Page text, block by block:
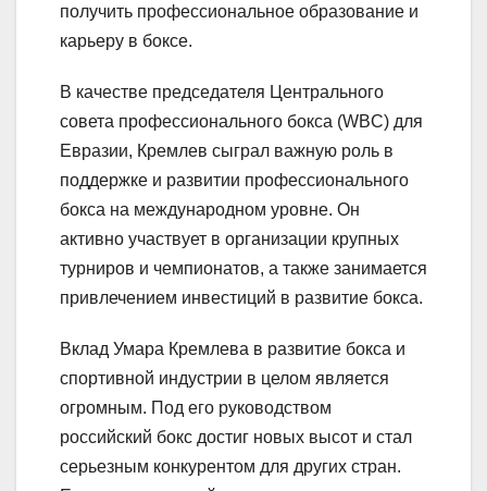
получить профессиональное образование и
карьеру в боксе.
В качестве председателя Центрального
совета профессионального бокса (WBC) для
Евразии, Кремлев сыграл важную роль в
поддержке и развитии профессионального
бокса на международном уровне. Он
активно участвует в организации крупных
турниров и чемпионатов, а также занимается
привлечением инвестиций в развитие бокса.
Вклад Умара Кремлева в развитие бокса и
спортивной индустрии в целом является
огромным. Под его руководством
российский бокс достиг новых высот и стал
серьезным конкурентом для других стран.